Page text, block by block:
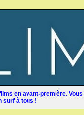
en avant-première.
surf à tous !